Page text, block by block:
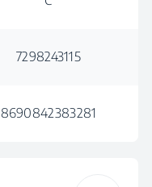
7298243115
8690842383281